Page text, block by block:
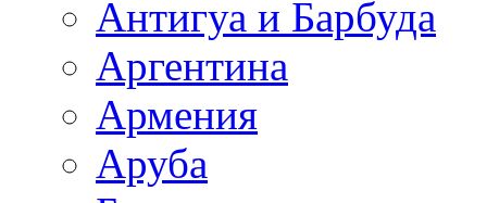
Антигуа и Барбуда
Аргентина
Армения
Аруба